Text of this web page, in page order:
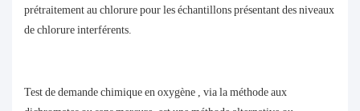
prétraitement au chlorure pour les échantillons présentant des niveaux
de chlorure interférents.
Test de demande chimique en oxygène , via la méthode aux